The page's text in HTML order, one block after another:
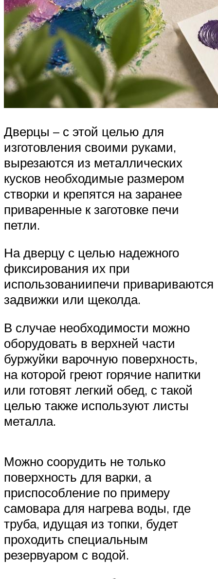
Дверцы – с этой целью для
изготовления своими руками,
вырезаются из металлических
кусков необходимые размером
створки и крепятся на заранее
приваренные к заготовке печи
петли.
На дверцу с целью надежного
фиксирования их при
использованиипечи привариваются
задвижки или щеколда.
В случае необходимости можно
оборудовать в верхней части
буржуйки варочную поверхность,
на которой греют горячие напитки
или готовят легкий обед, с такой
целью также используют листы
металла.
Можно соорудить не только
поверхность для варки, а
приспособление по примеру
самовара для нагрева воды, где
труба, идущая из топки, будет
проходить специальным
резервуаром с водой.